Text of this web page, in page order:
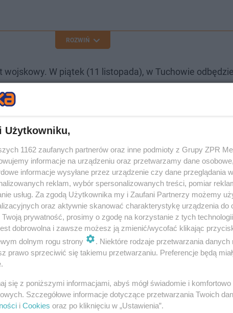
ROZWIŃ
W piątek (11 listopada), w Tuchowie
Rekrutacji i Starostwo Powiatowe w Tarnowie. Z
sprzętu wojskowego.
trudna akcja ratowania imigrantów, którzy utknęli
Użytkowniku,
1162 zaufanych partnerów oraz inne podmioty z Grupy ZPR
informacje na urządzeniu oraz przetwarzamy dane
informacje wysyłane przez urządzenie czy dane przeglądania
reklam, wybór spersonalizowanych treści, pomiar
usług. Za zgodą Użytkownika my i Zaufani Partnerzy możemy
oraz aktywnie skanować charakterystykę urządzenia do
prywatność, prosimy o zgodę na korzystanie z tych
dobrowolna i zawsze możesz ją zmienić/wycofać klikając
dolnym rogu strony
. Niektóre rodzaje przetwarzania
prawo sprzeciwić się takiemu przetwarzaniu. Preferencje będą
się z poniższymi informacjami, abyś mógł świadomie i
Szczegółowe informacje dotyczące przetwarzania Twoich
i Cookies oraz po kliknięciu w „Ustawienia”.